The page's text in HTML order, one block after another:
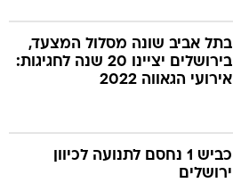
בתל אביב שונה מסלול המצעד,
בירושלים יציינו 20 שנה לחגיגות:
אירועי הגאווה 2022
כביש 1 נחסם לתנועה לכיוון
ירושלים